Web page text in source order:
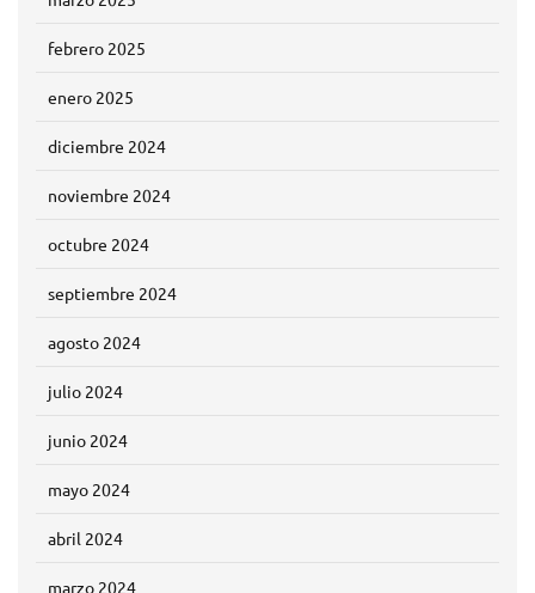
febrero 2025
enero 2025
diciembre 2024
noviembre 2024
octubre 2024
septiembre 2024
agosto 2024
julio 2024
junio 2024
mayo 2024
abril 2024
marzo 2024